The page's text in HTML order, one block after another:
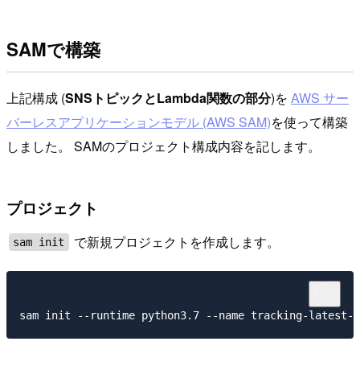
SAMで構築
上記構成 (SNSトピックとLambda関数の部分)を AWS サー
バーレスアプリケーションモデル (AWS SAM)を使って構築
しました。 SAMのプロジェクト構成内容を記します。
プロジェクト
sam init で新規プロジェクトを作成します。